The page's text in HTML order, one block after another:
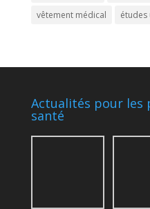
vêtement médical
études
Actualités pour les
santé